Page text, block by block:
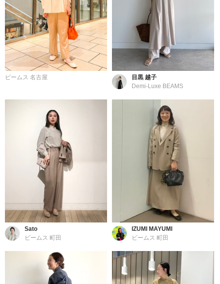
ビームス 名古屋
目黒 越子
Demi-Luxe BEAMS
Sato
ビームス 町田
IZUMI MAYUMI
ビームス 町田